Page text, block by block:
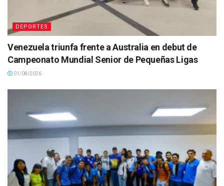
DEPORTES
Venezuela triunfa frente a Australia en debut de
Campeonato Mundial Senior de Pequeñas Ligas
01/08/2026